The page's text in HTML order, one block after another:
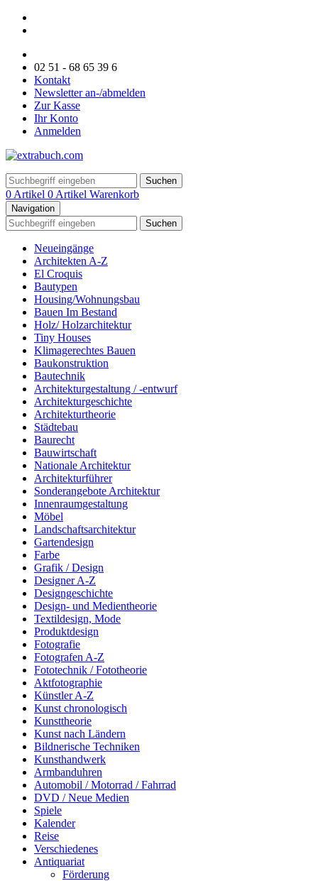
02 51 - 68 65 39 6
Kontakt
Newsletter an-/abmelden
Zur Kasse
Ihr Konto
Anmelden
Suchen
0 Artikel 0 Artikel Warenkorb
Navigation
Suchen
Neueingänge
Architekten A-Z
El Croquis
Bautypen
Housing/Wohnungsbau
Bauen Im Bestand
Holz/ Holzarchitektur
Tiny Houses
Klimagerechtes Bauen
Baukonstruktion
Bautechnik
Architekturgestaltung / -entwurf
Architekturgeschichte
Architekturtheorie
Städtebau
Baurecht
Bauwirtschaft
Nationale Architektur
Architekturführer
Sonderangebote Architektur
Innenraumgestaltung
Möbel
Landschaftsarchitektur
Gartendesign
Farbe
Grafik / Design
Designer A-Z
Designgeschichte
Design- und Medientheorie
Textildesign, Mode
Produktdesign
Fotografie
Fotografen A-Z
Fototechnik / Fototheorie
Aktfotographie
Künstler A-Z
Kunst chronologisch
Kunsttheorie
Kunst nach Ländern
Bildnerische Techniken
Kunsthandwerk
Armbanduhren
Automobil / Motorrad / Fahrrad
DVD / Neue Medien
Spiele
Kalender
Reise
Verschiedenes
Antiquariat
Förderung